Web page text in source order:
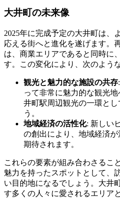
大井町の未来像
2025年に完成予定の大井町は、
応える街へと進化を遂げます。
は、商業エリアであると同時に
す。この変化により、次のよう
観光と魅力的な施設の共存
って非常に魅力的な観光
井町駅周辺観光の一環と
う。
地域経済の活性化: 新しい
の創出により、地域経済
期待されます。
これらの要素が組み合わさるこ
魅力を持ったスポットとして、
い目的地になるでしょう。大井
す多くの人々に愛されるエリア